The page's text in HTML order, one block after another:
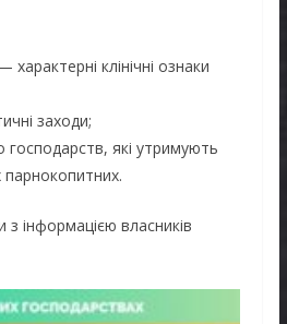
клінічні ознаки
заходи;
які утримують
інформацією власників